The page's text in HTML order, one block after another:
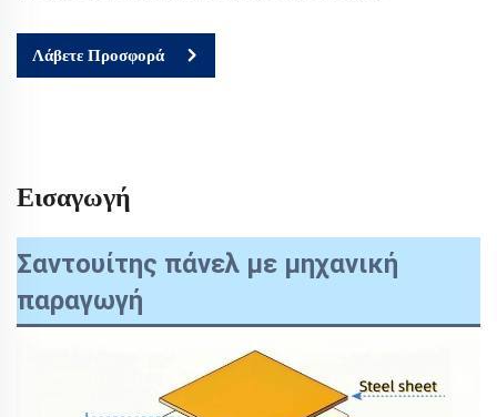
Λάβετε Προσφορά
Εισαγωγή
Σαντουίτης πάνελ με μηχανική
παραγωγή